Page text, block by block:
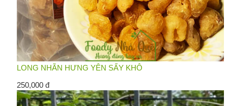
LONG NHÃN HƯNG YÊN SẤY KHÔ
250,000 đ